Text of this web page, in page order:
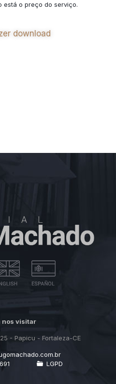
está o preço do serviço.
download
nos visitar
- Papicu - Fortaleza-CE
LGPD